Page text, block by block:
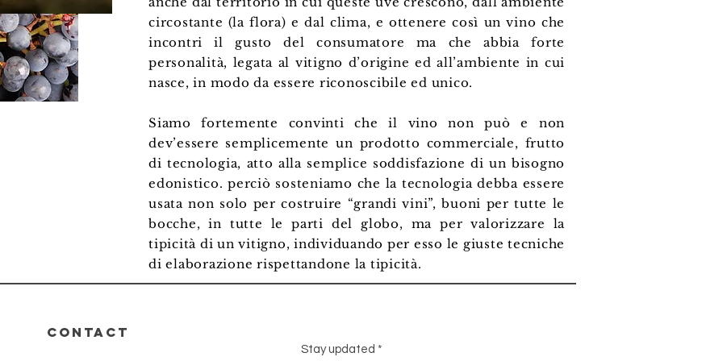
circostante (la flora) e dal clima, e ottenere così un vino che
incontri il gusto del consumatore ma che abbia forte
personalità, legata al vitigno d’origine ed all’ambiente in cui
nasce, in modo da essere riconoscibile ed unico.
Siamo fortemente convinti che il vino non può e non
dev’essere semplicemente un prodotto commerciale, frutto
di tecnologia, atto alla semplice soddisfazione di un bisogno
edonistico. perciò sosteniamo che la tecnologia debba essere
usata non solo per costruire “grandi vini”, buoni per tutte le
bocche, in tutte le parti del globo, ma per valorizzare la
tipicità di un vitigno, individuando per esso le giuste tecniche
di elaborazione rispettandone la tipicità.
CONTACT
Stay updated